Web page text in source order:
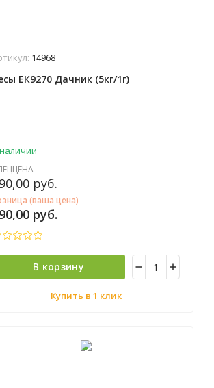
14968
ЕК9270 Дачник (5кг/1г)
руб.
(ваша цена)
руб.
В корзину
Купить в 1 клик